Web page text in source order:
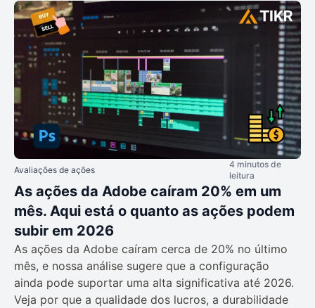
Avaliações de ações
4 minutos de
leitura
As ações da Adobe caíram 20% em um
mês. Aqui está o quanto as ações podem
subir em 2026
As ações da Adobe caíram cerca de 20% no último
mês, e nossa análise sugere que a configuração
ainda pode suportar uma alta significativa até 2026.
Veja por que a qualidade dos lucros, a durabilidade